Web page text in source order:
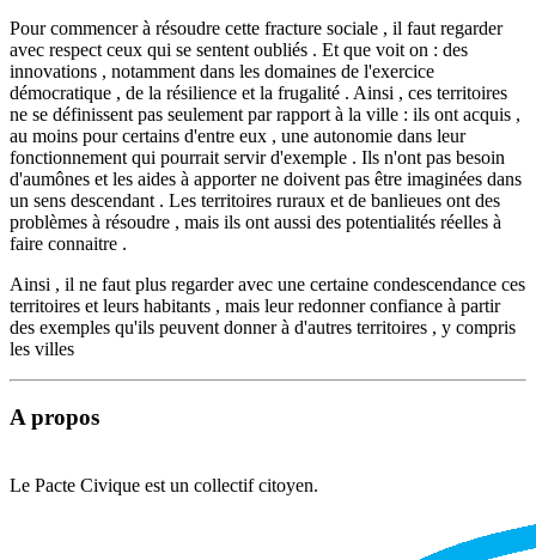
Pour commencer à résoudre cette fracture sociale , il faut regarder
avec respect ceux qui se sentent oubliés . Et que voit on : des
innovations , notamment dans les domaines de l'exercice
démocratique , de la résilience et la frugalité . Ainsi , ces territoires
ne se définissent pas seulement par rapport à la ville : ils ont acquis ,
au moins pour certains d'entre eux , une autonomie dans leur
fonctionnement qui pourrait servir d'exemple . Ils n'ont pas besoin
d'aumônes et les aides à apporter ne doivent pas être imaginées dans
un sens descendant . Les territoires ruraux et de banlieues ont des
problèmes à résoudre , mais ils ont aussi des potentialités réelles à
faire connaitre .
Ainsi , il ne faut plus regarder avec une certaine condescendance ces
territoires et leurs habitants , mais leur redonner confiance à partir
des exemples qu'ils peuvent donner à d'autres territoires , y compris
les villes
A propos
Le Pacte Civique est un collectif citoyen.